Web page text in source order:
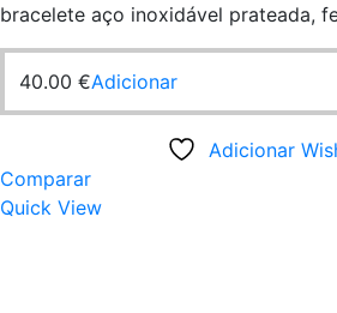
bracelete aço inoxidável prateada,
40.00 €Adicionar
Adicionar
Comparar
Quick View